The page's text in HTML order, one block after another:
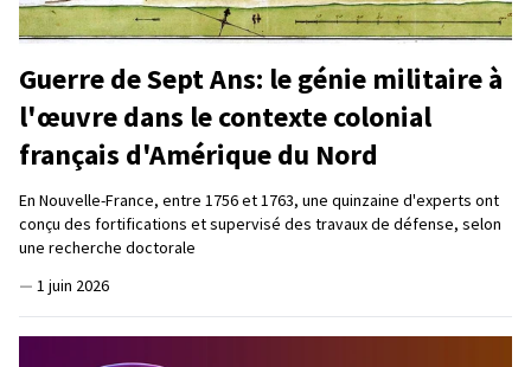
Guerre de Sept Ans: le génie militaire à
l'œuvre dans le contexte colonial
français d'Amérique du Nord
En Nouvelle-France, entre 1756 et 1763, une quinzaine d'experts ont
conçu des fortifications et supervisé des travaux de défense, selon
une recherche doctorale
— 1 juin 2026